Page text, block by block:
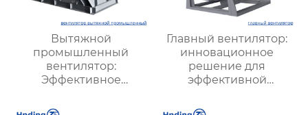
Вытяжной
промышленный
вентилятор:
Эффективное
надежной вентиляции
Главный вентилятор:
инновационное
решение для
эффективной
оптимизации работы